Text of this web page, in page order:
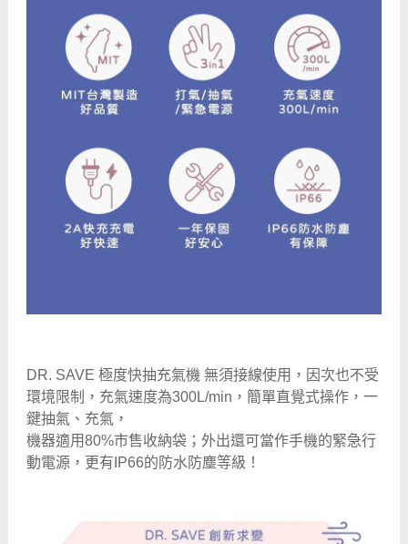
DR. SAVE 極度快抽充氣機 無須接線使用，因次也不受
環境限制，充氣速度為300L/min，簡單直覺式操作，一
鍵抽氣、充氣，
機器適用80%市售收納袋；外出還可當作手機的緊急行
動電源，更有IP66的防水防塵等級！